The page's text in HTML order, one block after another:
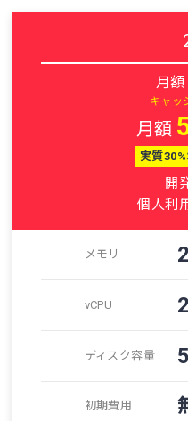
月
キャッ
月額
実質
開
個人利
メモリ 2
vCPU 2
ディスク容量
初期費用